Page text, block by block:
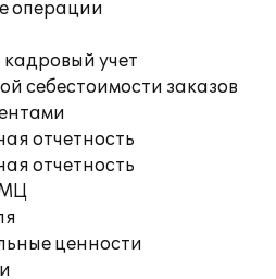
операции
учет
себестоимости заказов
отчетность
отчетность
ценности